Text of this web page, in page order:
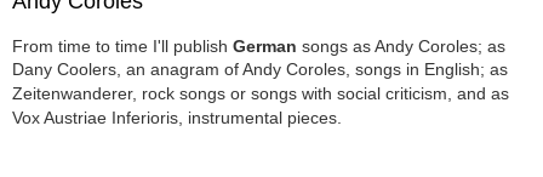
From time to time I'll publish German songs as Andy Coroles; as
Dany Coolers, an anagram of Andy Coroles, songs in English; as
Zeitenwanderer, rock songs or songs with social criticism, and as
Vox Austriae Inferioris, instrumental pieces.